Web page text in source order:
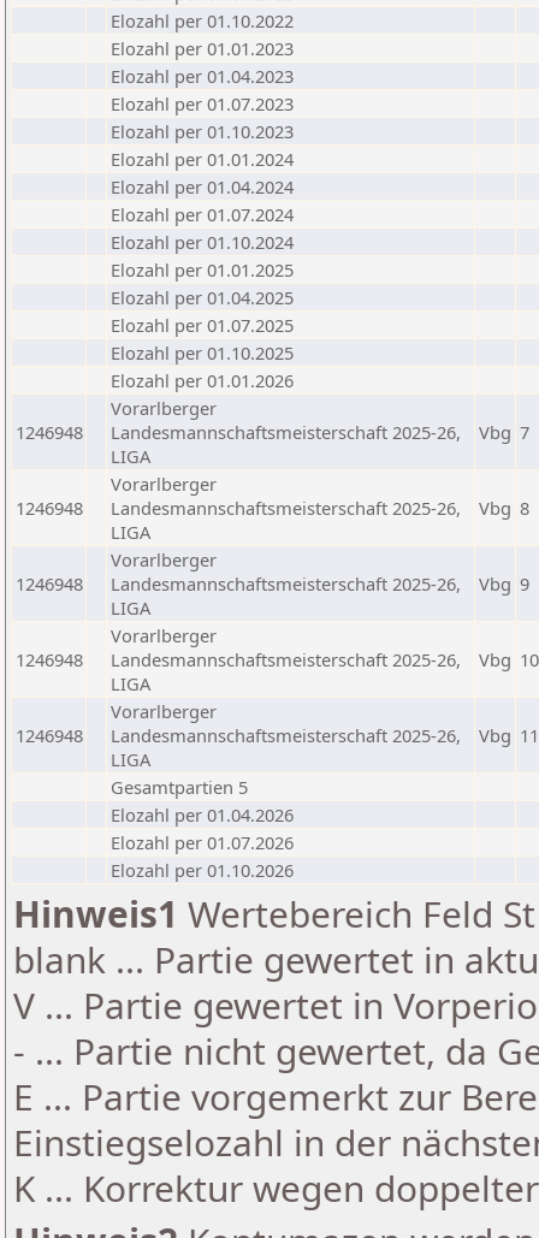
Elozahl per 01.10.2022
Elozahl per 01.01.2023
Elozahl per 01.04.2023
Elozahl per 01.07.2023
Elozahl per 01.10.2023
Elozahl per 01.01.2024
Elozahl per 01.04.2024
Elozahl per 01.07.2024
Elozahl per 01.10.2024
Elozahl per 01.01.2025
Elozahl per 01.04.2025
Elozahl per 01.07.2025
Elozahl per 01.10.2025
Elozahl per 01.01.2026
1246948
Vorarlberger
Landesmannschaftsmeisterschaft 2025-26,
LIGA
Vbg 7
1246948
Vorarlberger
Landesmannschaftsmeisterschaft 2025-26,
LIGA
Vbg 8
1246948
Vorarlberger
Landesmannschaftsmeisterschaft 2025-26,
LIGA
Vbg 9
1246948
Vorarlberger
Landesmannschaftsmeisterschaft 2025-26,
LIGA
Vbg 10
1246948
Vorarlberger
Landesmannschaftsmeisterschaft 2025-26,
LIGA
Vbg 11
Gesamtpartien 5
Elozahl per 01.04.2026
Elozahl per 01.07.2026
Elozahl per 01.10.2026
Hinweis1 Wertebereich Feld
blank ... Partie gewertet in
V ... Partie gewertet in
- ... Partie nicht gewertet, da
E ... Partie vorgemerkt zur
Einstiegselozahl in der
K ... Korrektur wegen